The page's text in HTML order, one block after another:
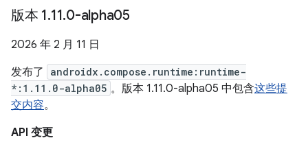
版本 1.11.0-alpha05
2026 年 2 月 11 日
发布了
androidx.compose.runtime:runtime-
*:1.11.0-alpha05 。版本 1.11.0-alpha05 中包含这些提
交内容。
API 变更